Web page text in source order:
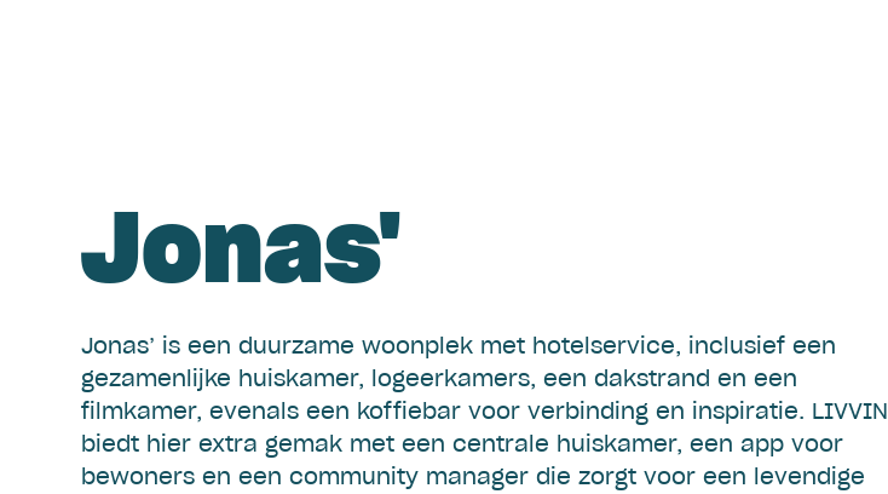
Jonas'
Jonas’ is een duurzame woonplek met hotelservice, inclusief een
gezamenlijke huiskamer, logeerkamers, een dakstrand en een
filmkamer, evenals een koffiebar voor verbinding en inspiratie. LIVVIN
biedt hier extra gemak met een centrale huiskamer, een app voor
bewoners en een community manager die zorgt voor een levendige